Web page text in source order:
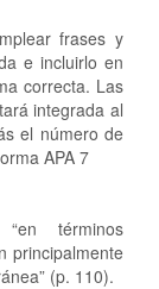
frases y
e incluirlo en
correcta. Las
integrada al
el número de
APA 7
términos
principalmente
(p. 110).